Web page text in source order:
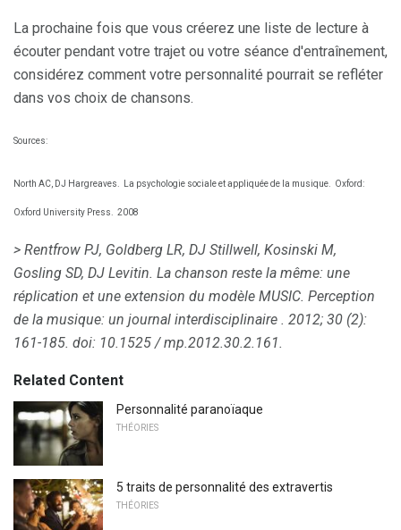
La prochaine fois que vous créerez une liste de lecture à
écouter pendant votre trajet ou votre séance d'entraînement,
considérez comment votre personnalité pourrait se refléter
dans vos choix de chansons.
Sources:
North AC, DJ Hargreaves. La psychologie sociale et appliquée de la musique. Oxford:
Oxford University Press. 2008
> Rentfrow PJ, Goldberg LR, DJ Stillwell, Kosinski M,
Gosling SD, DJ Levitin. La chanson reste la même: une
réplication et une extension du modèle MUSIC. Perception
de la musique: un journal interdisciplinaire . 2012; 30 (2):
161-185. doi: 10.1525 / mp.2012.30.2.161.
Related Content
Personnalité paranoïaque
THÉORIES
5 traits de personnalité des extravertis
THÉORIES